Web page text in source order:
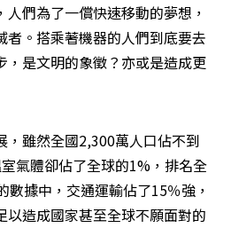
們為了一償快速移動的夢想，
者。搭乘著機器的人們到底要去
，是文明的象徵？亦或是造成更
，雖然全國2,300萬人口佔不到
氣體卻佔了全球的1%，排名全
據中，交通運輸佔了15％強，
以造成國家甚至全球不願面對的